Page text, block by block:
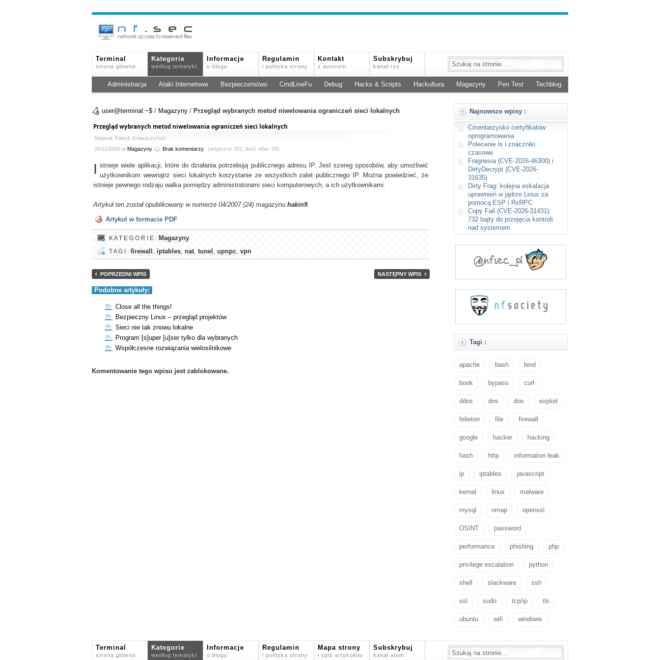
Terminal
strona główna
Kategorie
według tematyki
Informacje
o blogu
Regulamin
i polityka strony
Kontakt
z autorem
Subskrybuj
kanał rss
Administracja Ataki Internetowe Bezpieczeństwo CmdLineFu Debug Hacks & Scripts Hackultura Magazyny Pen Test Techblog
user@terminal:~$ / Magazyny / Przegląd wybranych metod niwelowania ograniczeń sieci lokalnych
Przegląd wybranych metod niwelowania ograniczeń sieci lokalnych
Napisał: Patryk Krawaczyński
26/11/2009 w Magazyny Brak komentarzy. (artykuł nr 201, ilość słów: 59)
I stnieje wiele aplikacji, które do działania potrzebują publicznego adresu IP. Jest szereg sposobów, aby umożliwić
użytkownikom wewnątrz sieci lokalnych korzystanie ze wszystkich zalet publicznego IP. Można powiedzieć, że
istnieje pewnego rodzaju walka pomiędzy administratorami sieci komputerowych, a ich użytkownikami.
Artykuł ten został opublikowany w numerze 04/2007 (24) magazynu hakin9.
Artykuł w formacie PDF
K A T E G O R I E : Magazyny
T A G I : firewall , iptables, nat, tunel , upnpc, vpn
POPRZEDNI WPIS NASTĘPNY WPIS
Podobne artykuły:
Close all the things!
Bezpieczny Linux – przegląd projektów
Sieci nie tak znowu lokalne
Program [s]uper [u]ser tylko dla wybranych
Współczesne rozwiązania wielosilnikowe
Komentowanie tego wpisu jest zablokowane.
Najnowsze wpisy :
Cmentarzysko certyfikatów
oprogramowania
Polecenie ls i znaczniki
czasowe
Fragnesia (CVE-2026-46300) i
DirtyDecrypt (CVE-2026-
31635)
Dirty Frag: kolejna eskalacja
uprawnień w jądrze Linux za
pomocą ESP i RxRPC
Copy Fail (CVE-2026-31431):
732 bajty do przejęcia kontroli
nad systemem
Tagi :
apache bash bind
book bypass curl
ddos dns dos exploit
felieton file firewall
google hacker hacking
hash http information leak
ip iptables javascript
kernel linux malware
mysql nmap openssl
OSINT password
performance phishing php
privilege escalation python
shell slackware ssh
ssl sudo tcp/ip tls
ubuntu wifi windows
Terminal
strona główna
Kategorie
według tematyki
Informacje
o blogu
Regulamin
i polityka strony
Mapa strony
i spis artykułów
Subskrybuj
kanał atom